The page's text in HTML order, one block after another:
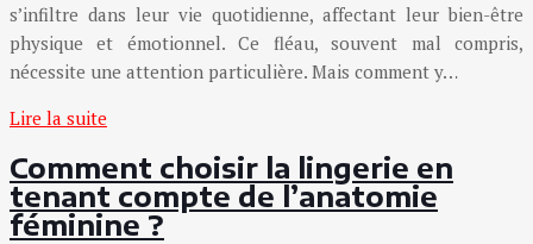
s’infiltre dans leur vie quotidienne, affectant leur bien-être
physique et émotionnel. Ce fléau, souvent mal compris,
nécessite une attention particulière. Mais comment y…
Lire la suite
Comment choisir la lingerie en
tenant compte de l’anatomie
féminine ?